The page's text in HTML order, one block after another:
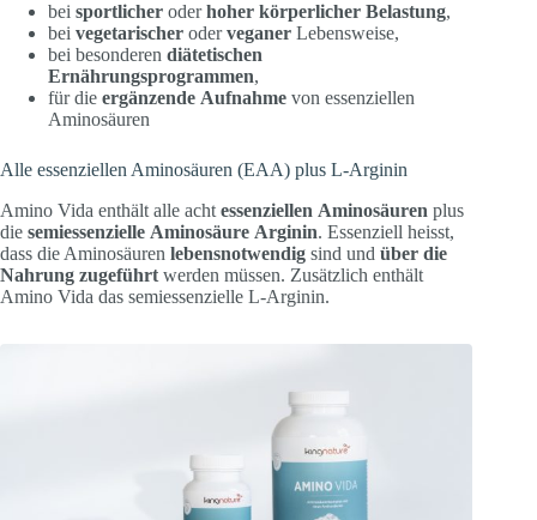
bei sportlicher oderhoher körperlicher Belastung,
bei vegetarischer oderveganer Lebensweise,
bei besonderen diätetischen
Ernährungsprogrammen,
für die ergänzende Aufnahme von essenziellen
Aminosäuren
Alle essenziellen Aminosäuren (EAA) plus L-Arginin
Amino Vida enthält alle acht essenziellen Aminosäuren plus
die semiessenzielle Aminosäure Arginin. Essenziell heisst,
dass die Aminosäuren lebensnotwendig sind und über die
Nahrung zugeführt werden müssen. Zusätzlich enthält
Amino Vida das semiessenzielle L-Arginin.